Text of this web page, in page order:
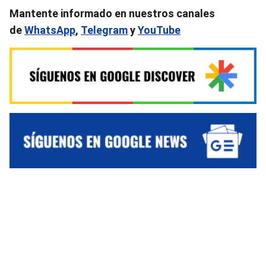
Mantente informado en nuestros canales
deWhatsApp, TelegramyYouTube